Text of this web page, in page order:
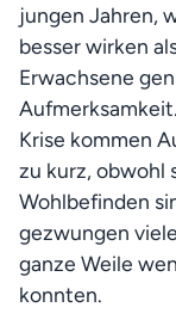
jungen Jahren,
besser wirken
Erwachsene
Krise kommen
zu kurz, obwohl
Wohlbefinden
gezwungen
ganze Weile
konnten.